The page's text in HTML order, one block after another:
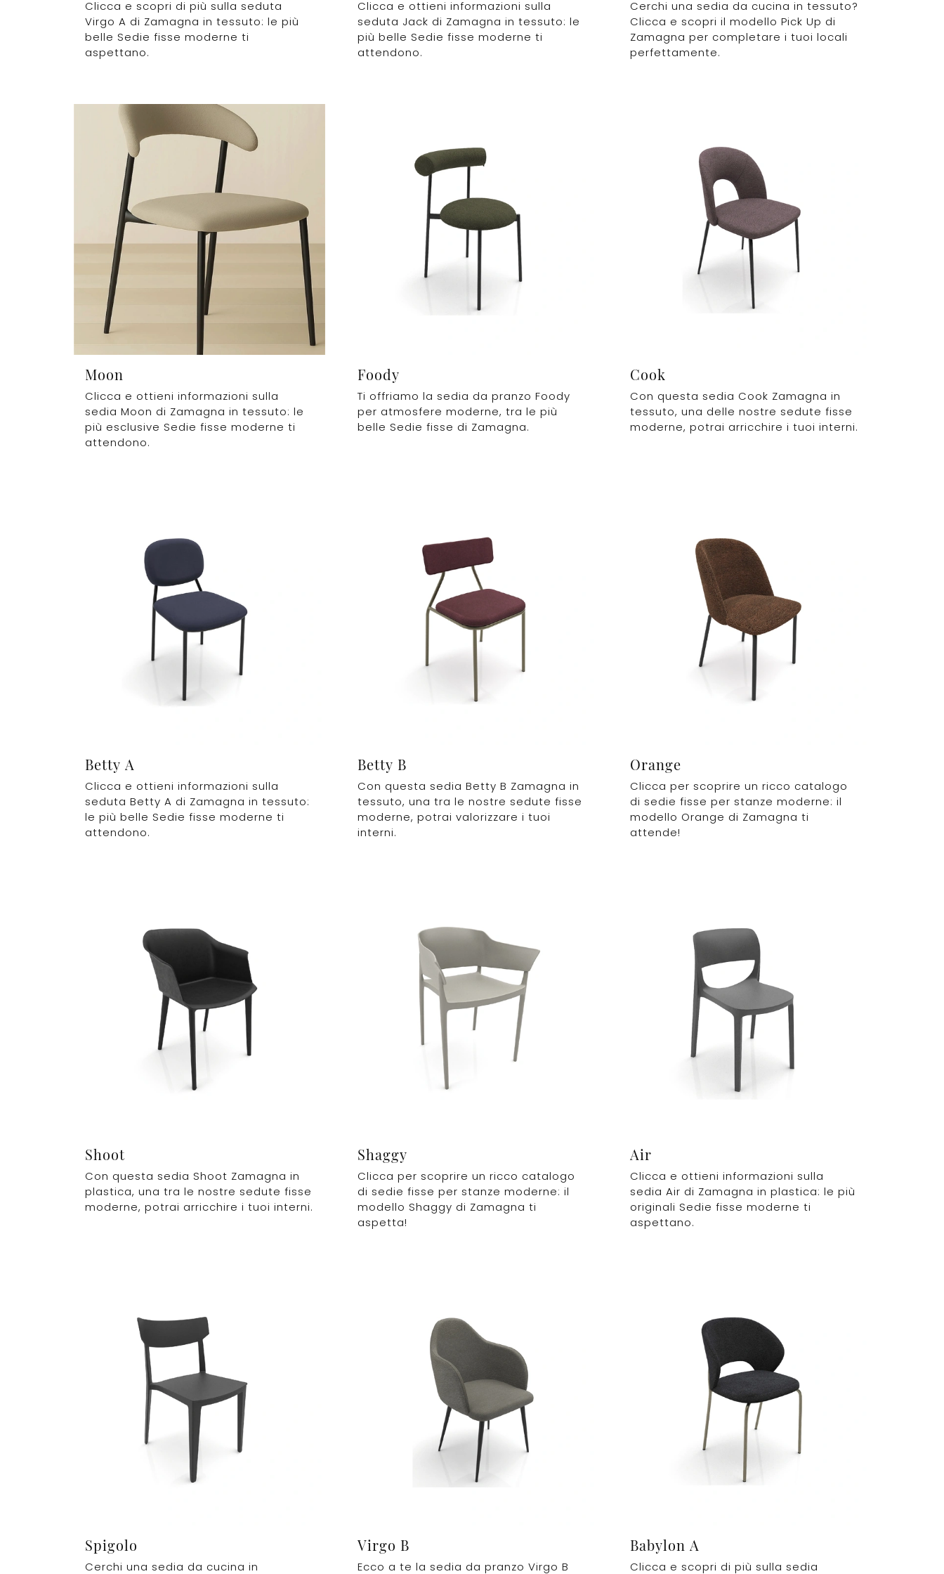
Clicca e scopri di più sulla seduta
Virgo A di Zamagna in tessuto: le più
belle Sedie fisse moderne ti
aspettano.
Clicca e ottieni informazioni sulla
seduta Jack di Zamagna in tessuto: le
più belle Sedie fisse moderne ti
attendono.
Cerchi una sedia da cucina in tessuto?
Clicca e scopri il modello Pick Up di
Zamagna per completare i tuoi locali
perfettamente.
Moon
Clicca e ottieni informazioni sulla
sedia Moon di Zamagna in tessuto: le
più esclusive Sedie fisse moderne ti
attendono.
Foody
Ti offriamo la sedia da pranzo Foody
per atmosfere moderne, tra le più
belle Sedie fisse di Zamagna.
Cook
Con questa sedia Cook Zamagna in
tessuto, una delle nostre sedute fisse
moderne, potrai arricchire i tuoi interni.
Betty A
Clicca e ottieni informazioni sulla
seduta Betty A di Zamagna in tessuto:
le più belle Sedie fisse moderne ti
attendono.
Betty B
Con questa sedia Betty B Zamagna in
tessuto, una tra le nostre sedute fisse
moderne, potrai valorizzare i tuoi
interni.
Orange
Clicca per scoprire un ricco catalogo
di sedie fisse per stanze moderne: il
modello Orange di Zamagna ti
attende!
Shoot
Con questa sedia Shoot Zamagna in
plastica, una tra le nostre sedute fisse
moderne, potrai arricchire i tuoi interni.
Shaggy
Clicca per scoprire un ricco catalogo
di sedie fisse per stanze moderne: il
modello Shaggy di Zamagna ti
aspetta!
Air
Clicca e ottieni informazioni sulla
sedia Air di Zamagna in plastica: le più
originali Sedie fisse moderne ti
aspettano.
Spigolo
Cerchi una sedia da cucina in
Virgo B
Ecco a te la sedia da pranzo Virgo B
Babylon A
Clicca e scopri di più sulla sedia